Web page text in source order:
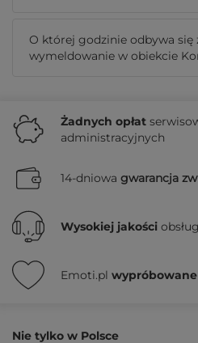
O której godzinie odbywa się
wymeldowanie w obiekcie
Żadnych opłat
administracyjnych
14-dniowa gwarancja
Wysokiej jakości
Emoti.pl wypróbowane
Nie tylko w Polsce